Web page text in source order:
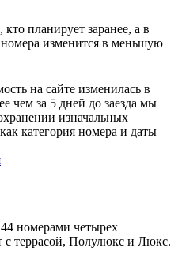
планирует заранее, а в
номера изменится в меньшую
на сайте изменилась в
чем за 5 дней до заезда мы
изначальных
категория номера и даты
номерами четырех
с террасой, Полулюкс и Люкс.